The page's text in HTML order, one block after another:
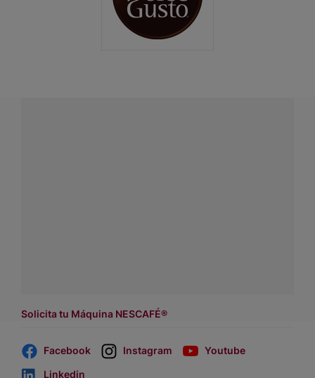
Solicita tu Máquina NESCAFÉ®
Facebook Instagram
Youtube
Linkedin